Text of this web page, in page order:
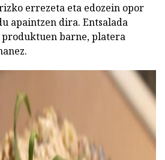
errezeta eta edozein opor
apaintzen dira. Entsalada
barne, platera